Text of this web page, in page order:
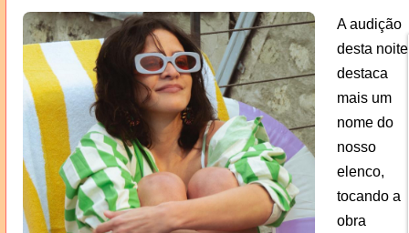
A audição
desta noite
destaca
mais um
nome do
nosso
elenco,
tocando a
obra